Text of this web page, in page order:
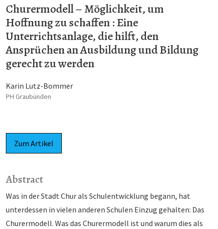
Churermodell – Möglichkeit, um
Hoffnung zu schaffen : Eine
Unterrichtsanlage, die hilft, den
Ansprüchen an Ausbildung und Bildung
gerecht zu werden
Karin Lutz-Bommer
PH Graubünden
Zum Artikel
Abstract
Was in der Stadt Chur als Schulentwicklung begann, hat
unterdessen in vielen anderen Schulen Einzug gehalten: Das
Churermodell. Was das Churermodell ist und warum dies als